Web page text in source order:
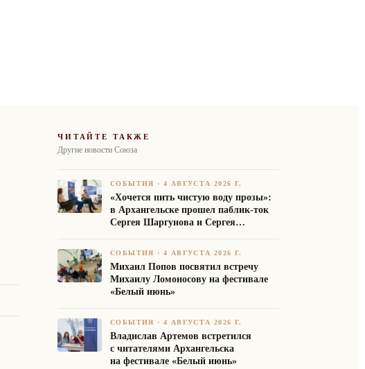
ЧИТАЙТЕ ТАКЖЕ
Другие новости Союза
СОБЫТИЯ ·4 АВГУСТА 2026 Г.
«Хочется пить чистую воду прозы»:
в Архангельске прошел паблик-ток
Сергея Шаргунова и Сергея
СОБЫТИЯ ·4 АВГУСТА 2026 Г.
Михаил Попов посвятил встречу
Михаилу Ломоносову на фестивале
«Белый июнь»
СОБЫТИЯ ·4 АВГУСТА 2026 Г.
Владислав Артемов встретился
с читателями Архангельска
на фестивале «Белый июнь»